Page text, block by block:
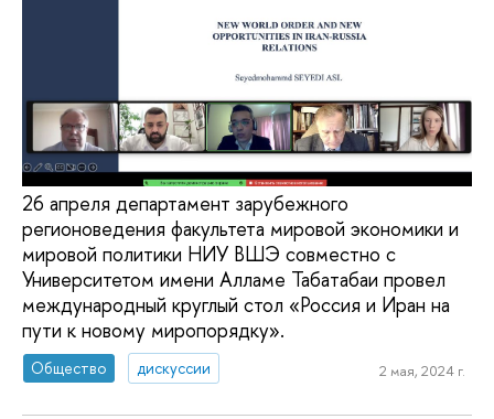
26 апреля департамент зарубежного
регионоведения факультета мировой экономики и
мировой политики НИУ ВШЭ совместно с
Университетом имени Алламе Табатабаи провел
международный круглый стол «Россия и Иран на
пути к новому миропорядку».
Общество дискуссии 2 мая, 2024 г.